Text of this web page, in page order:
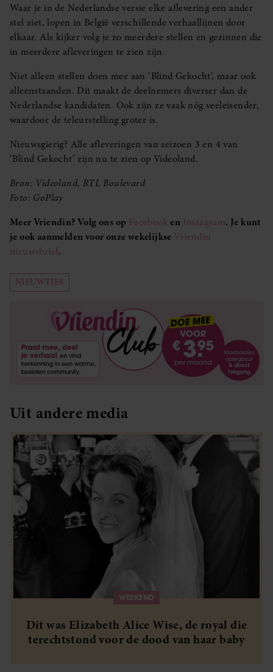
Waar je in de Nederlandse versie elke aflevering een ander
stel ziet, lopen in België verschillende verhaallijnen door
elkaar. Als kijker volg je zo meerdere stellen en gezinnen die
in meerdere afleveringen te zien zijn.
Niet alleen stellen doen mee aan ‘Blind Gekocht’, maar ook
alleenstaanden. Dit maakt de deelnemers diverser dan de
Nederlandse kandidaten. Ook zijn ze vaak nóg veeleisender,
waardoor de teleurstelling groter is.
Nieuwsgierig? Alle afleveringen van seizoen 3 en 4 van
‘Blind Gekocht’ zijn nu te zien op Videoland.
Bron: Videoland, RTL Boulevard
Foto: GoPlay
Meer Vriendin? Volg ons op Facebooken Instagram. Je kunt
je ook aanmelden voor onze wekelijkse Vriendin
nieuwsbrief.
NIEUWTJES
Uit andere media
WEEKEND
Dit was Elizabeth Alice Wise, de royal die
terechtstond voor de dood van haar baby